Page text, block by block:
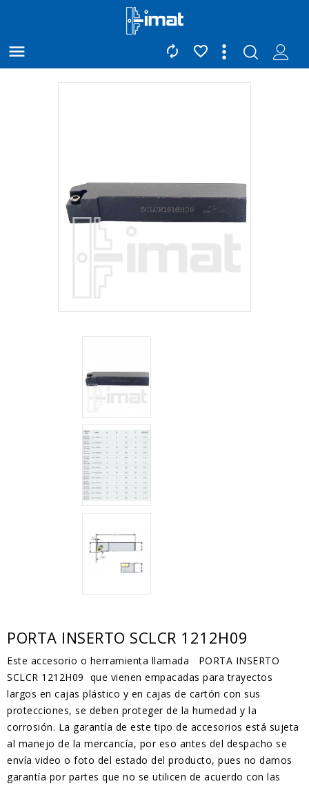
 

PORTA INSERTO SCLCR 1212H09
Este accesorio o herramienta llamada PORTA INSERTO
SCLCR 1212H09 que vienen empacadas para trayectos
largos en cajas plástico y en cajas de cartón con sus
protecciones, se deben proteger de la humedad y la
corrosión. La garantía de este tipo de accesorios está sujeta
al manejo de la mercancía, por eso antes del despacho se
envía video o foto del estado del producto, pues no damos
garantía por partes que no se utilicen de acuerdo con las